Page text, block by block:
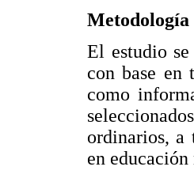
Metodología
El estudio
con base en
como
ordinarios, a
en